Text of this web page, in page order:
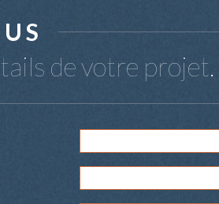
de votre projet.